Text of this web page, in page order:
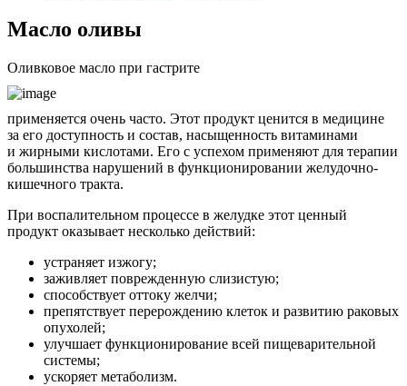
Масло оливы
Оливковое масло при гастрите
применяется очень часто. Этот продукт ценится в медицине
за его доступность и состав, насыщенность витаминами
и жирными кислотами. Его с успехом применяют для терапии
большинства нарушений в функционировании желудочно-
кишечного тракта.
При воспалительном процессе в желудке этот ценный
продукт оказывает несколько действий:
устраняет изжогу;
заживляет поврежденную слизистую;
способствует оттоку желчи;
препятствует перерождению клеток и развитию раковых
опухолей;
улучшает функционирование всей пищеварительной
системы;
ускоряет метаболизм.